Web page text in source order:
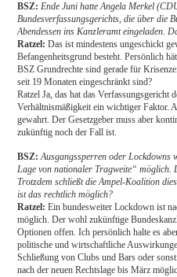
BSZ: Ende Juni hatte Angela Merkel
Bundesverfassungsgerichts, die über die
Abendessen ins Kanzleramt eingeladen.
Ratzel: Das ist mindestens ungeschickt
Befangenheitsgrund besteht. Persönlich
BSZ Grundrechte sind gerade für
seit 19 Monaten eingeschränkt sind?
Ratzel Ja, das hat das Verfassungsgericht
Verhältnismäßigkeit ein wichtiger Faktor.
gewahrt. Der Gesetzgeber muss aber
zukünftig noch der Fall ist.
BSZ: Ausgangssperren oder Lockdowns
Lage von nationaler Tragweite“ möglich.
Trotzdem schließt die Ampel-Koalition
ist das rechtlich möglich?
Ratzel: Ein bundesweiter Lockdown ist
möglich. Der wohl zukünftige
Optionen offen. Ich persönlich halte es
politische und wirtschaftliche
Schließung von Clubs und Bars oder
nach der neuen Rechtslage bis März